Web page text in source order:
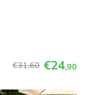
€31,60 €24,90